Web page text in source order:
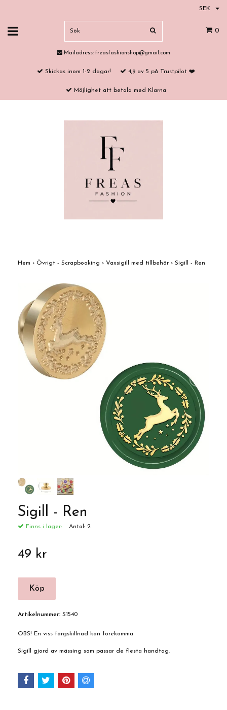
SEK
0
Mailadress: freasfashionshop@gmail.com
Skickas inom 1-2 dagar! 4,9 av 5 på Trustpilot ❤️
Möjlighet att betala med Klarna
Hem › Övrigt - Scrapbooking › Vaxsigill med tillbehör › Sigill - Ren
Sigill - Ren
Finns i lager: Antal: 2
49 kr
Artikelnummer: S1540
OBS! En viss färgskillnad kan förekomma
Sigill gjord av mässing som passar de flesta handtag.